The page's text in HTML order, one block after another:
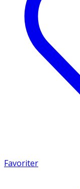
Favoriter